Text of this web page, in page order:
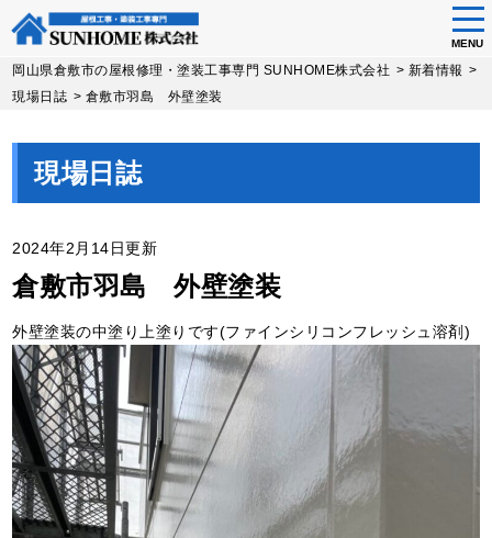
Skip
to
MENU
岡山県倉敷市の屋根修理・塗装工事専門 SUNHOME株式会社 > 新着情報 >
現場日誌 > 倉敷市羽島 外壁塗装
現場日誌
2024年2月14日更新
倉敷市羽島 外壁塗装
外壁塗装の中塗り上塗りです(ファインシリコンフレッシュ溶剤)